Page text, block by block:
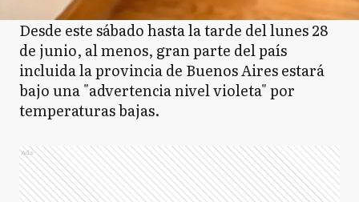
Desde este sábado hasta la tarde del lunes 28
de junio, al menos, gran parte del país
incluida la provincia de Buenos Aires estará
bajo una "advertencia nivel violeta" por
temperaturas bajas.
Ads